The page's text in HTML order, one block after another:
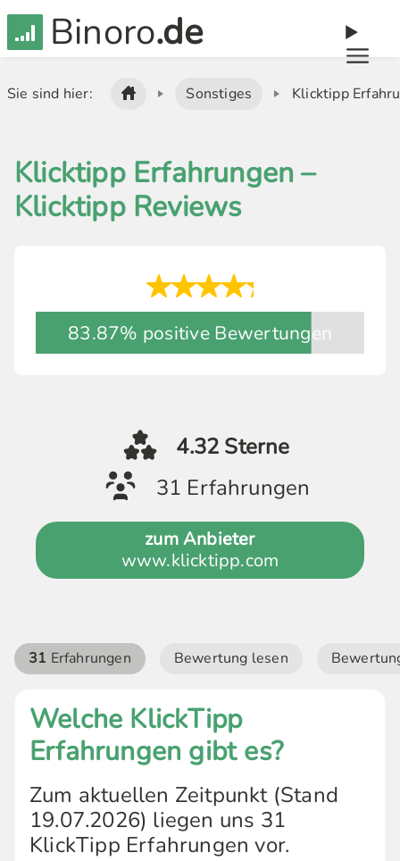
Binoro.de
Sie sind hier: Sonstiges Klicktipp
Klicktipp Erfahrungen –
Klicktipp Reviews
83.87% positive Bewertungen
4.32 Sterne
31 Erfahrungen
zum Anbieter
www.klicktipp.com
31 Erfahrungen Bewertung lesen
Welche KlickTipp
Erfahrungen gibt es?
Zum aktuellen Zeitpunkt (Stand
19.07.2026) liegen uns 31
KlickTipp Erfahrungen vor.